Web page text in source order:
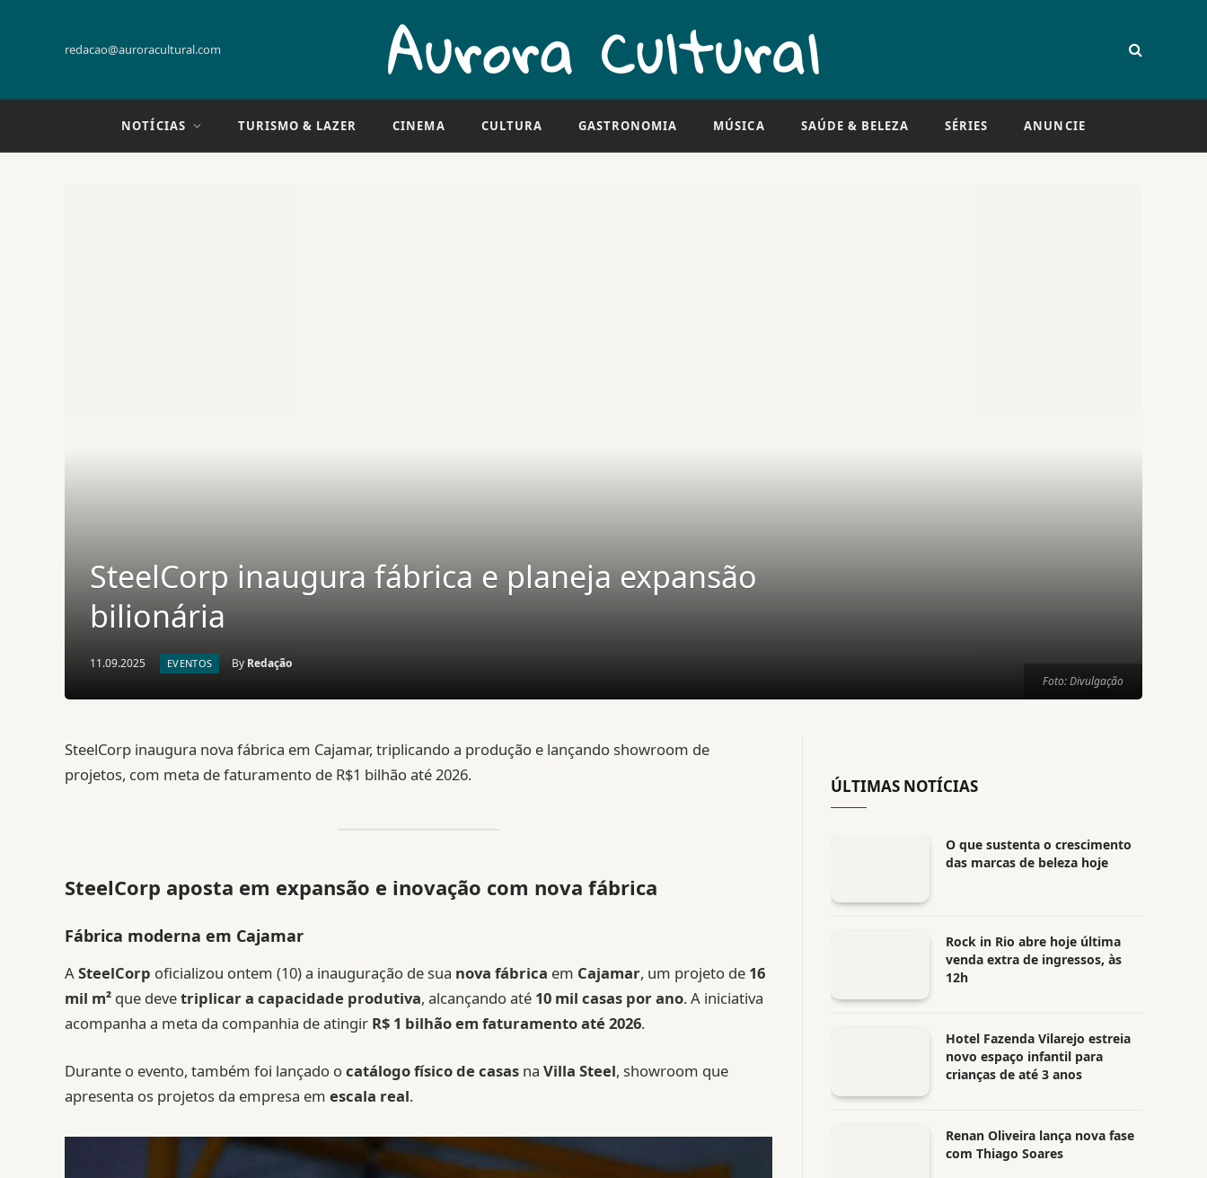
redacao@auroracultural.com
NOTÍCIAS TURISMO & LAZER CINEMA CULTURA GASTRONOMIA MÚSICA SAÚDE & BELEZA SÉRIES ANUNCIE
Foto: Divulgação
SteelCorp inaugura fábrica e planeja expansão
bilionária
11.09.2025 EVENTOS By Redação
SteelCorp inaugura nova fábrica em Cajamar, triplicando a produção e lançando showroom de
projetos, com meta de faturamento de R$1 bilhão até 2026.
SteelCorp aposta em expansão e inovação com nova fábrica
Fábrica moderna em Cajamar
ASteelCorp oficializou ontem (10) a inauguração de sua nova fábrica em Cajamar, um projeto de 16
mil m² que devetriplicar a capacidade produtiva, alcançando até 10 mil casas por ano. A iniciativa
acompanha a meta da companhia de atingir R$ 1 bilhão em faturamento até 2026.
Durante o evento, também foi lançado o catálogo físico de casas na Villa Steel, showroom que
apresenta os projetos da empresa em escala real.
ÚLTIMAS NOTÍCIAS
O que sustenta o crescimento
das marcas de beleza hoje
Rock in Rio abre hoje última
venda extra de ingressos, às
12h
Hotel Fazenda Vilarejo estreia
novo espaço infantil para
crianças de até 3 anos
Renan Oliveira lança nova fase
com Thiago Soares